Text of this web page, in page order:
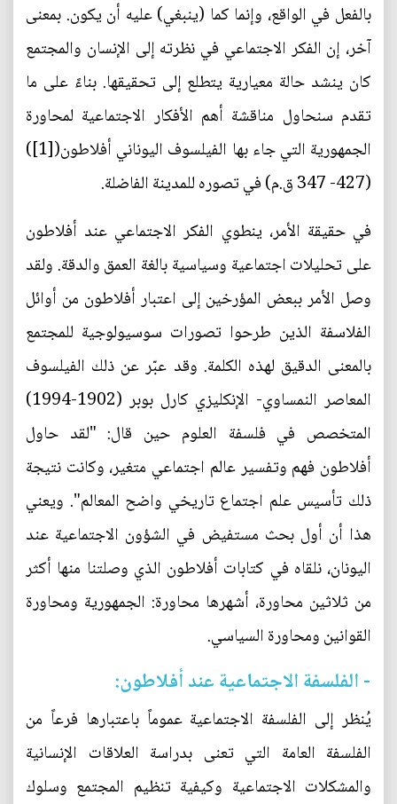
بالفعل في الواقع، وإنما كما (ينبغي) عليه أن يكون. بمعنى
آخر، إن الفكر الاجتماعي في نظرته إلى الإنسان والمجتمع
كان ينشد حالة معيارية يتطلع إلى تحقيقها. بناءً على ما
تقدم سنحاول مناقشة أهم الأفكار الاجتماعية لمحاورة
الجمهورية التي جاء بها الفيلسوف اليوناني أفلاطون([1])
(427- 347 ق.م) في تصوره للمدينة الفاضلة.
في حقيقة الأمر، ينطوي الفكر الاجتماعي عند أفلاطون
على تحليلات اجتماعية وسياسية بالغة العمق والدقة. ولقد
وصل الأمر ببعض المؤرخين إلى اعتبار أفلاطون من أوائل
الفلاسفة الذين طرحوا تصورات سوسيولوجية للمجتمع
بالمعنى الدقيق لهذه الكلمة. وقد عبّر عن ذلك الفيلسوف
المعاصر النمساوي- الإنكليزي كارل بوبر (1902-1994)
المتخصص في فلسفة العلوم حين قال: "لقد حاول
أفلاطون فهم وتفسير عالم اجتماعي متغير، وكانت نتيجة
ذلك تأسيس علم اجتماع تاريخي واضح المعالم". ويعني
هذا أن أول بحث مستفيض في الشؤون الاجتماعية عند
اليونان، نلقاه في كتابات أفلاطون الذي وصلتنا منها أكثر
من ثلاثين محاورة، أشهرها محاورة: الجمهورية ومحاورة
القوانين ومحاورة السياسي.
- الفلسفة الاجتماعية عند أفلاطون:
يُنظر إلى الفلسفة الاجتماعية عموماً باعتبارها فرعاً من
الفلسفة العامة التي تعنى بدراسة العلاقات الإنسانية
والمشكلات الاجتماعية وكيفية تنظيم المجتمع وسلوك